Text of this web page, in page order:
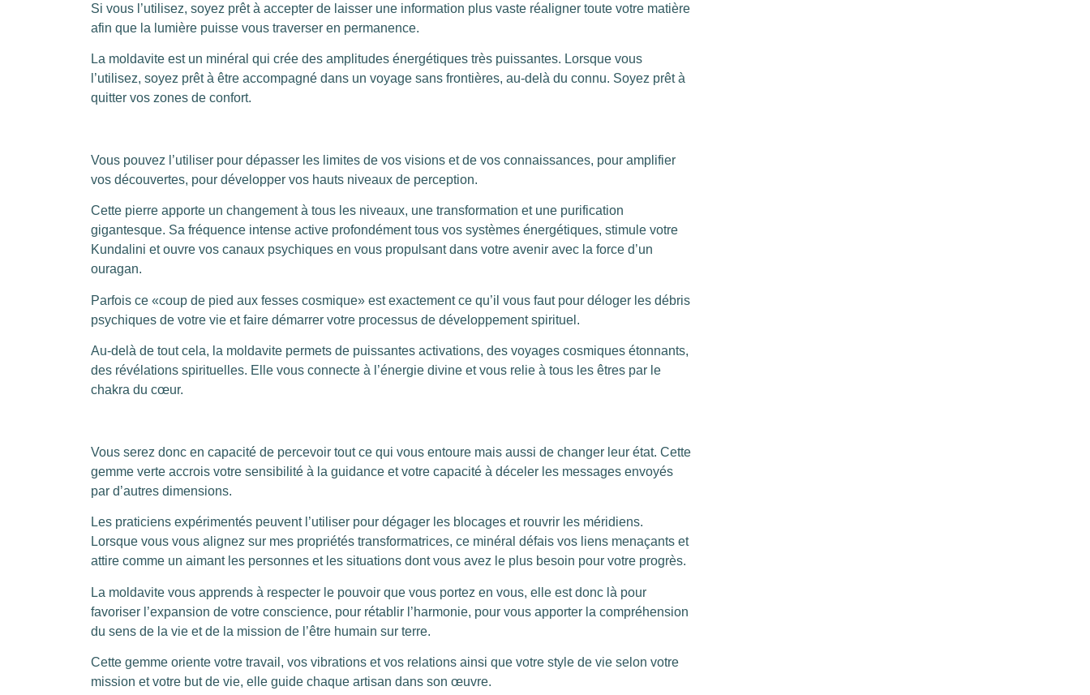
Si vous l’utilisez, soyez prêt à accepter de laisser une information plus vaste réaligner toute votre matière
afin que la lumière puisse vous traverser en permanence.
La moldavite est un minéral qui crée des amplitudes énergétiques très puissantes. Lorsque vous
l’utilisez, soyez prêt à être accompagné dans un voyage sans frontières, au-delà du connu. Soyez prêt à
quitter vos zones de confort.
Vous pouvez l’utiliser pour dépasser les limites de vos visions et de vos connaissances, pour amplifier
vos découvertes, pour développer vos hauts niveaux de perception.
Cette pierre apporte un changement à tous les niveaux, une transformation et une purification
gigantesque. Sa fréquence intense active profondément tous vos systèmes énergétiques, stimule votre
Kundalini et ouvre vos canaux psychiques en vous propulsant dans votre avenir avec la force d’un
ouragan.
Parfois ce «coup de pied aux fesses cosmique» est exactement ce qu’il vous faut pour déloger les débris
psychiques de votre vie et faire démarrer votre processus de développement spirituel.
Au-delà de tout cela, la moldavite permets de puissantes activations, des voyages cosmiques étonnants,
des révélations spirituelles. Elle vous connecte à l’énergie divine et vous relie à tous les êtres par le
chakra du cœur.
Vous serez donc en capacité de percevoir tout ce qui vous entoure mais aussi de changer leur état. Cette
gemme verte accrois votre sensibilité à la guidance et votre capacité à déceler les messages envoyés
par d’autres dimensions.
Les praticiens expérimentés peuvent l’utiliser pour dégager les blocages et rouvrir les méridiens.
Lorsque vous vous alignez sur mes propriétés transformatrices, ce minéral défais vos liens menaçants et
attire comme un aimant les personnes et les situations dont vous avez le plus besoin pour votre progrès.
La moldavite vous apprends à respecter le pouvoir que vous portez en vous, elle est donc là pour
favoriser l’expansion de votre conscience, pour rétablir l’harmonie, pour vous apporter la compréhension
du sens de la vie et de la mission de l’être humain sur terre.
Cette gemme oriente votre travail, vos vibrations et vos relations ainsi que votre style de vie selon votre
mission et votre but de vie, elle guide chaque artisan dans son œuvre.